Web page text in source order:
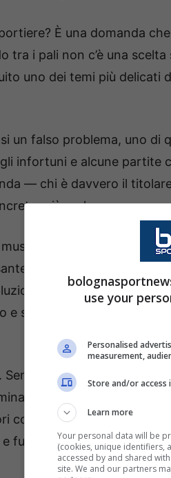
È una domanda
tra i pali non c’è una
uno dei temi più delicati
un falso problema, uno di
infortuni e alcune partite
— chi è davvero il
più reale.
che Lukasz
arrivato nel momento
d’emergenza: prima
e subito chiamato a
proclami, senza
nella notte forse più
contro l’Inter. Un
fuori lo spogliatoio.
use your
Personalised
measurement,
Store and/or
Learn more
Your personal data will be
(cookies, unique identifiers,
accessed by and shared
site. We and our partners